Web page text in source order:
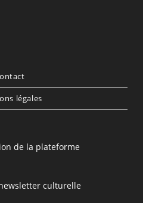
légales
de la plateforme
culturelle